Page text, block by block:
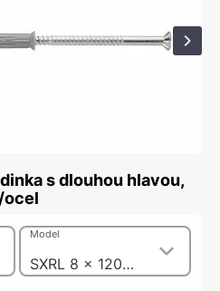
s dlouhou hlavou,
ocel
SXRL 8 x 120 T
Model